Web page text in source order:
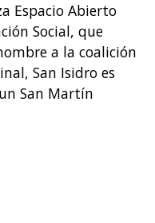
Espacio Abierto
Social, que
a la coalición
San Isidro es
San Martín